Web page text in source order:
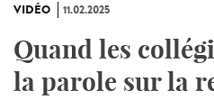
VIDÉO 11.02.2025
Quand les
la parole sur la